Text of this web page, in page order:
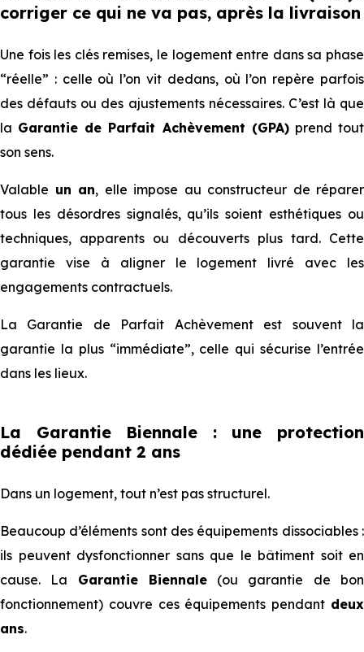
corriger ce qui ne va pas, après la livraison
Une fois les clés remises, le logement entre dans sa phase
“réelle” : celle où l’on vit dedans, où l’on repère parfois
des défauts ou des ajustements nécessaires. C’est là que
la Garantie de Parfait Achèvement (GPA)prend tout
son sens.
Valable un an, elle impose au constructeur de réparer
tous les désordres signalés, qu’ils soient esthétiques ou
techniques, apparents ou découverts plus tard. Cette
garantie vise à aligner le logement livré avec les
engagements contractuels.
La Garantie de Parfait Achèvement est souvent la
garantie la plus “immédiate”, celle qui sécurise l’entrée
dans les lieux.
La Garantie Biennale : une protection
dédiée pendant 2 ans
Dans un logement, tout n’est pas structurel.
Beaucoup d’éléments sont des équipements dissociables :
ils peuvent dysfonctionner sans que le bâtiment soit en
cause. La Garantie Biennale(ou garantie de bon
fonctionnement) couvre ces équipements pendant deux
ans.